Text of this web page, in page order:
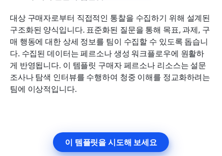
대상 구매자로부터 직접적인 통찰을 수집하기 위해 설계된
구조화된 양식입니다. 표준화된 질문을 통해 목표, 과제, 구
매 행동에 대한 상세 정보를 팀이 수집할 수 있도록 돕습니
다. 수집된 데이터는 페르소나 생성 워크플로우에 원활하
게 반영됩니다. 이 템플릿 구매자 페르소나 리소스는 설문
조사나 탐색 인터뷰를 수행하여 청중 이해를 정교화하려는
팀에 이상적입니다.
이 템플릿을 시도해 보세요